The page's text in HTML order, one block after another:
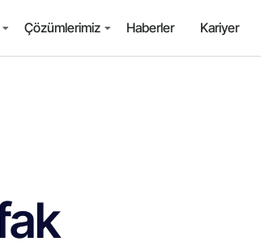
Çözümlerimiz Haberler Kariyer